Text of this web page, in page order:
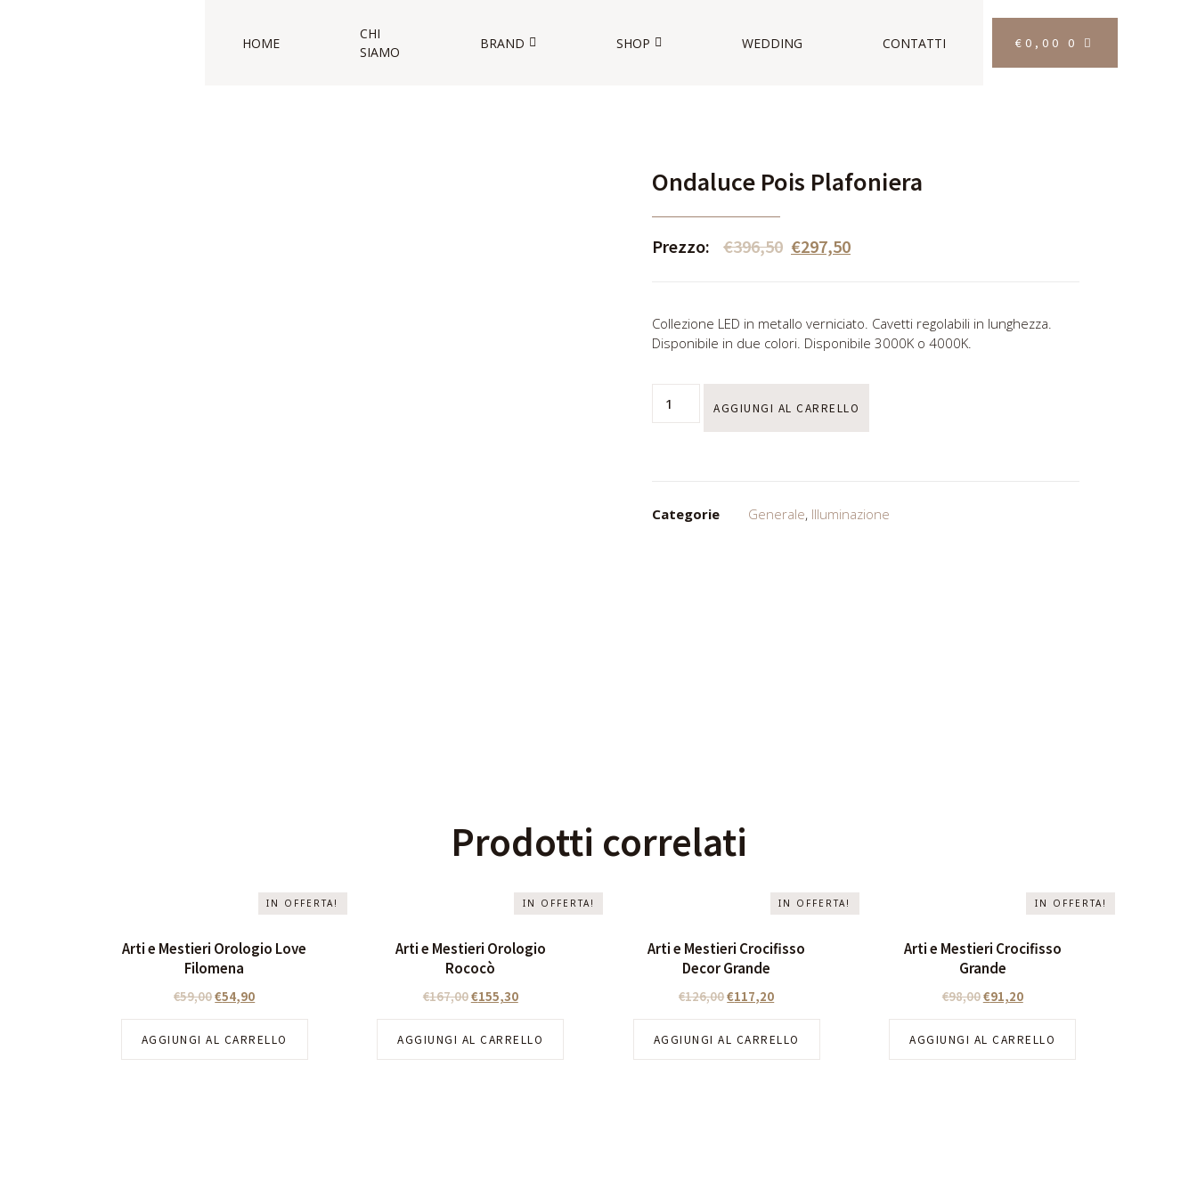
HOME
CHI
SIAMO
BRAND SHOP WEDDING CONTATTI € 0,00 0
Ondaluce Pois Plafoniera
Prezzo: €396,50 €297,50
Collezione LED in metallo verniciato. Cavetti regolabili in lunghezza.
Disponibile in due colori. Disponibile 3000K o 4000K.
AGGIUNGI AL CARRELLO
Categorie Generale, Illuminazione
Prodotti correlati
IN OFFERTA!
Arti e Mestieri Orologio Love
Filomena
€59,00€54,90
AGGIUNGI AL CARRELLO
IN OFFERTA!
Arti e Mestieri Orologio
Rococò
€167,00€155,30
AGGIUNGI AL CARRELLO
IN OFFERTA!
Arti e Mestieri Crocifisso
Decor Grande
€126,00€117,20
AGGIUNGI AL CARRELLO
IN OFFERTA!
Arti e Mestieri Crocifisso
Grande
€98,00€91,20
AGGIUNGI AL CARRELLO